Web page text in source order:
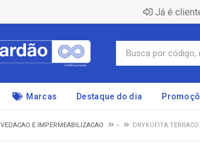
Já é
Marcas Destaque do dia
VEDACAO E IMPERMEABILIZACAO - DRYKOFITA